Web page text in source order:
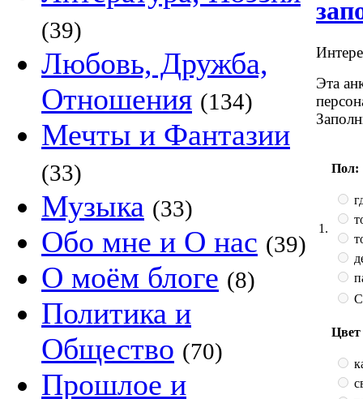
(39)
Любовь, Дружба,
Отношения (134)
Мечты и Фантазии
(33)
Музыка (33)
Обо мне и О нас (39)
О моём блоге (8)
Политика и
Общество (70)
Прошлое и
Эта
1.
Пол:
Цвет